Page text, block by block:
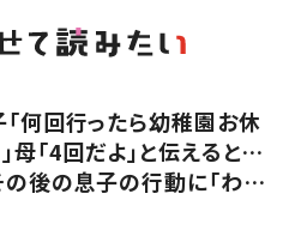
何回行ったら幼稚園お休
母「4回だよ」と伝えると…
後の息子の行動に「わか